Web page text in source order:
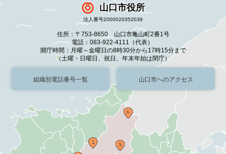
山口市役所
法人番号2000020352039
住所：〒753-8650 山口市亀山町2番1号
電話：083-922-4111（代表）
開庁時間：月曜～金曜日の8時30分から17時15分まで
（土曜・日曜日、祝日、年末年始は閉庁）
組織別電話番号一覧 山口市へのアクセス